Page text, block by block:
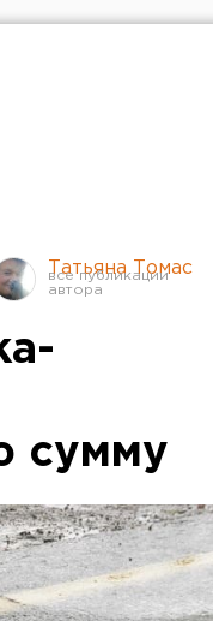
Татьяна Томас
сумму